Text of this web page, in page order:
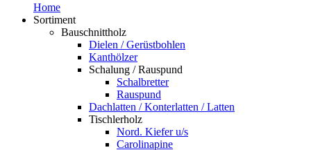
Home
Sortiment
Bauschnittholz
Dielen / Gerüstbohlen
Kanthölzer
Schalung / Rauspund
Schalbretter
Rauspund
Dachlatten / Konterlatten / Latten
Tischlerholz
Nord. Kiefer u/s
Carolinapine